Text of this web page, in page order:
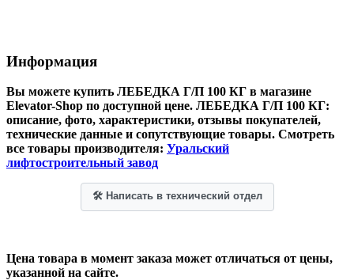
Информация
Вы можете купить ЛЕБЕДКА Г/П 100 КГ в магазине
Elevator-Shop по доступной цене. ЛЕБЕДКА Г/П 100 КГ:
описание, фото, характеристики, отзывы покупателей,
технические данные и сопутствующие товары. Смотреть
все товары производителя: Уральский
лифтостроительный завод
🛠 Написать в технический отдел
Цена товара в момент заказа может отличаться от цены,
указанной на сайте.